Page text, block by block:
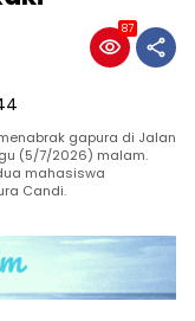
87
gapura di Jalan
(5/7/2026) malam.
mahasiswa
Candi.